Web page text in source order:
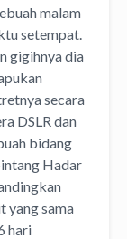
malam
setempat.
gigihnya dia
secara
DSLR dan
bidang
Hadar
yang sama
hari